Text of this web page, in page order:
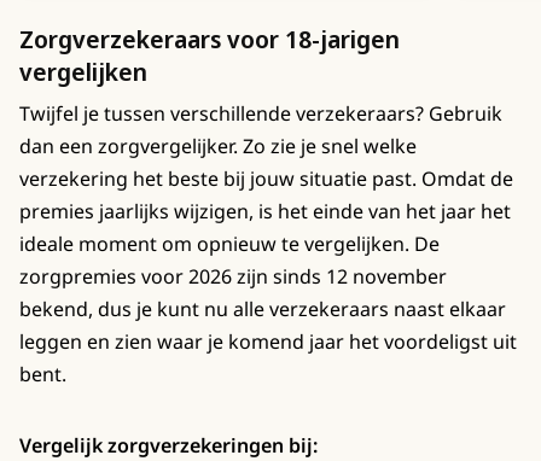
Zorgverzekeraars voor 18-jarigen
vergelijken
Twijfel je tussen verschillende verzekeraars? Gebruik
dan een zorgvergelijker. Zo zie je snel welke
verzekering het beste bij jouw situatie past. Omdat de
premies jaarlijks wijzigen, is het einde van het jaar het
ideale moment om opnieuw te vergelijken. De
zorgpremies voor 2026 zijn sinds 12 november
bekend, dus je kunt nu alle verzekeraars naast elkaar
leggen en zien waar je komend jaar het voordeligst uit
bent.
Vergelijk zorgverzekeringen bij: